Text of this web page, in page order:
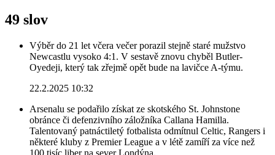
49 slov
Výběr do 21 let včera večer porazil stejně staré mužstvo
Newcastlu vysoko 4:1. V sestavě znovu chyběl Butler-
Oyedeji, který tak zřejmě opět bude na lavičce A-týmu.
22.2.2025 10:32
Arsenalu se podařilo získat ze skotského St. Johnstone
obránce či defenzivního záložníka Callana Hamilla.
Talentovaný patnáctiletý fotbalista odmítnul Celtic, Rangers i
některé kluby z Premier League a v létě zamíří za více než
100 tisíc liber na sever Londýna.